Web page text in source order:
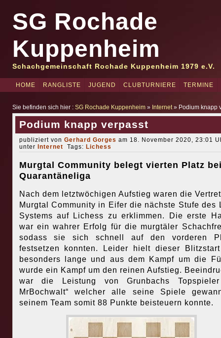
SG Rochade
Kuppenheim
Schachgemeinschaft Rochade Kuppenheim 1979 e.V.
HOME RANGLISTE JUGEND CLUBTURNIERE TERMINE
Sie befinden sich hier : SG Rochade Kuppenheim» Internet» Podium knapp
Podium knapp verpasst
publiziert von Gerhard Gorges am 18. November 2020, 23:01
unter
Internet Tags: Lichess
Murgtal Community belegt vierten Platz
Quarantäneliga
Nach dem letztwöchigen Aufstieg waren die
Murgtal Community in Eifer die nächste Stufe des
Systems auf Lichess zu erklimmen. Die erste
war ein wahrer Erfolg für die murgtäler
sodass sie sich schnell auf den vorderen
festsetzen konnten. Leider hielt dieser
besonders lange und aus dem Kampf um die
wurde ein Kampf um den reinen Aufstieg.
war die Leistung von Grunbachs Topspieler
MrBochwalt“ welcher alle seine Spiele
seinem Team somit 88 Punkte beisteuern konnte.